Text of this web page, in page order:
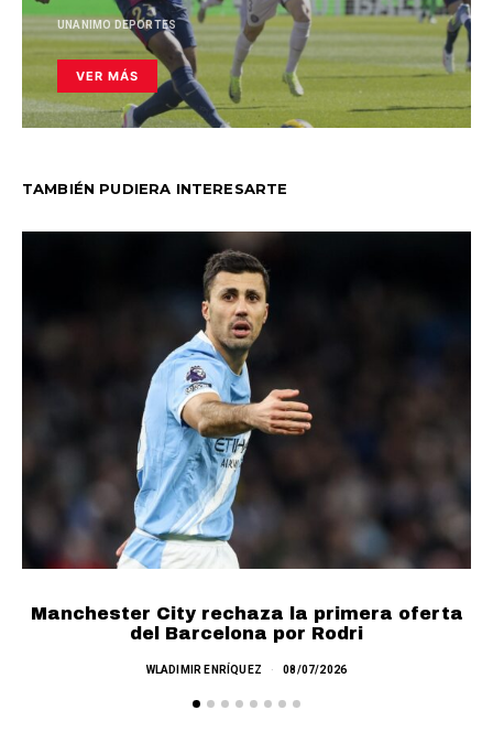
UNANIMO DEPORTES
VER MÁS
TAMBIÉN PUDIERA INTERESARTE
Manchester City rechaza la primera oferta
del Barcelona por Rodri
WLADIMIR ENRÍQUEZ 08/07/2026